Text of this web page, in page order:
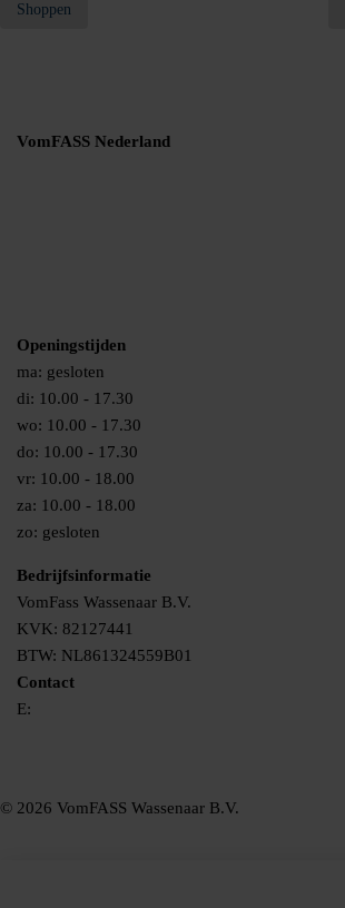
Shoppen
VomFASS Nederland
Openingstijden
ma: gesloten
di: 10.00 - 17.30
wo: 10.00 - 17.30
do: 10.00 - 17.30
vr: 10.00 - 18.00
za: 10.00 - 18.00
zo: gesloten
Bedrijfsinformatie
VomFass Wassenaar B.V.
KVK: 82127441
BTW: NL861324559B01
Contact
E:
© 2026 VomFASS Wassenaar B.V.